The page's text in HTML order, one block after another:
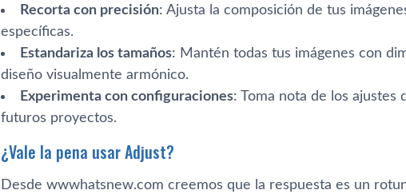
Recorta con precisión: Ajusta la composición de tus
específicas.
Estandariza los tamaños: Mantén todas tus imágenes con
diseño visualmente armónico.
Experimenta con configuraciones: Toma nota de los ajustes
futuros proyectos.
¿Vale la pena usar Adjust?
Desde wwwhatsnew.com creemos que la respuesta es un